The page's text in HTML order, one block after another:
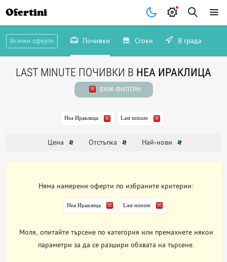
Ofertini
Всички оферти Почивки Стоки В града
LAST MINUTE ПОЧИВКИ В НЕА ИРАКЛИЦА
ВИЖ ФИЛТРИ
Неа Ираклица Last minute
Цена Отстъпка Най-нови
Няма намерени оферти по избраните критерии:
Неа Ираклица Last minute
Моля, опитайте търсене по категория или премахнете някои
параметри за да се разшири обхвата на търсене.